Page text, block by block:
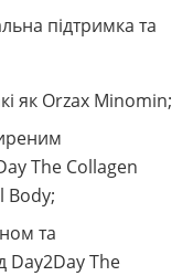
підтримка та
як Orzax Minomin;
The Collagen
Body;
та
Day2Day The